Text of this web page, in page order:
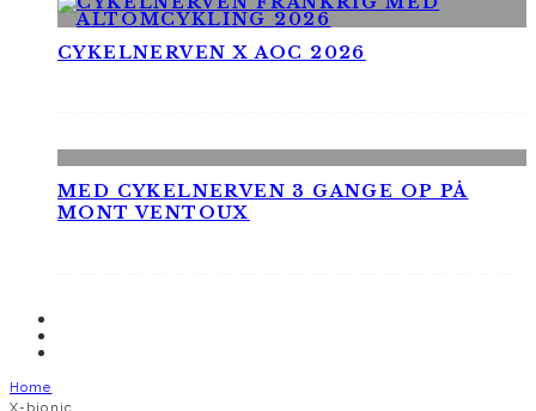
CYKELNERVEN X AOC 2026
MED CYKELNERVEN 3 GANGE OP PÅ
MONT VENTOUX
Home
X-bionic